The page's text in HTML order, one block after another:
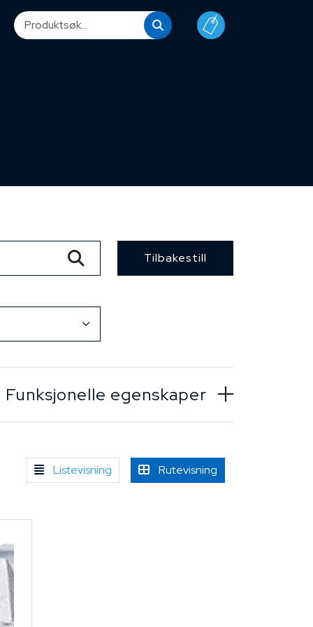
Tilbakestill
Funksjonelle egenskaper
Listevisning Rutevisning